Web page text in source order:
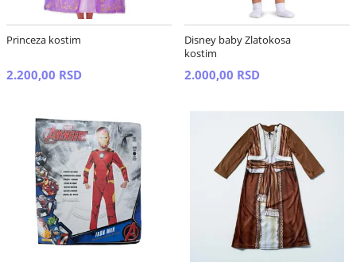
Princeza kostim
2.200,00 RSD
Disney baby Zlatokosa
kostim
2.000,00 RSD